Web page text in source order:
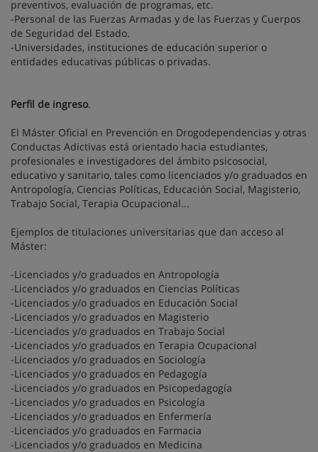
preventivos, evaluación de programas, etc.
-Personal de las Fuerzas Armadas y de las Fuerzas y Cuerpos
de Seguridad del Estado.
-Universidades, instituciones de educación superior o
entidades educativas públicas o privadas.
Perfil de ingreso.
El Máster Oficial en Prevención en Drogodependencias y otras
Conductas Adictivas está orientado hacia estudiantes,
profesionales e investigadores del ámbito psicosocial,
educativo y sanitario, tales como licenciados y/o graduados en
Antropología, Ciencias Políticas, Educación Social, Magisterio,
Trabajo Social, Terapia Ocupacional...
Ejemplos de titulaciones universitarias que dan acceso al
Máster:
-Licenciados y/o graduados en Antropología
-Licenciados y/o graduados en Ciencias Políticas
-Licenciados y/o graduados en Educación Social
-Licenciados y/o graduados en Magisterio
-Licenciados y/o graduados en Trabajo Social
-Licenciados y/o graduados en Terapia Ocupacional
-Licenciados y/o graduados en Sociología
-Licenciados y/o graduados en Pedagogía
-Licenciados y/o graduados en Psicopedagogía
-Licenciados y/o graduados en Psicología
-Licenciados y/o graduados en Enfermería
-Licenciados y/o graduados en Farmacia
-Licenciados y/o graduados en Medicina